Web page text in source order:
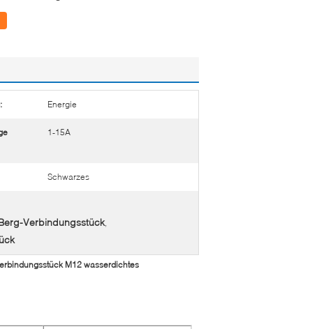
Energie
1-15A
Schwarzes
Verbindungsstück
M12 wasserdichtes